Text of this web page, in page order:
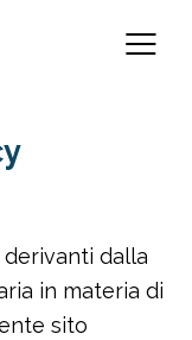
dalla
in materia di
sito